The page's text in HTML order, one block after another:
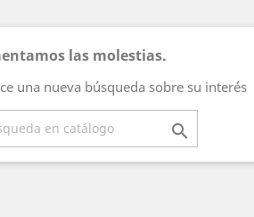
las molestias.
una nueva búsqueda sobre su interés
